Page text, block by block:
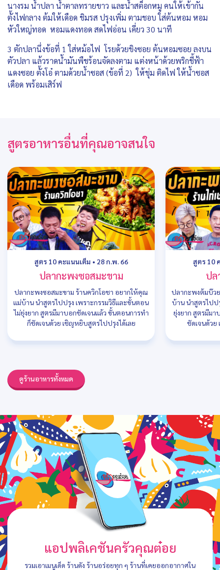
นางรม น้ำปลา น้ำตาลทรายขาว และน้ำสต็อกหมู คนให้เข้ากัน
ตั้งไฟกลาง ต้มให้เดือด ชิมรส ปรุงเพิ่ม ตามชอบ ใส่ต้นหอม หอม
หัวใหญ่ทอด หอมแดงทอด สดไฟอ่อน เคี่ยว 30 นาที
3 ตักปลานึ่งข้อที่ 1 ใส่หม้อไฟ โรยด้วยขิงซอย ต้นหอมซอย ลงบน
ตัวปลา แล้วราดน้ำมันพืชร้อนจัดลงตาม แต่งหน้าด้วยพริกชี้ฟ้า
แดงซอย ตั้งโอ๋ ตามด้วยน้ำซอส (ข้อที่ 2) ให้ชุ่ม ติดไฟ ให้น้ำซอส
เดือด พร้อมเสิร์ฟ
สูตรอาหารอื่นที่คุณอาจสนใจ
สูตร 10 คะแนนเต็ม • 28 ก.พ. 66
ปลากะพงซอสมะขาม
ปลากะพงซอสมะขาม ร้านควิกโอชา อยากให้คุณ
แม่บ้าน นำสูตรไปปรุง เพราะกรรมวิธีและขั้นตอน
ไม่ยุ่งยาก สูตรมีมาบอกชัดเจนแล้ว ขั้นตอนการทำ
ก็ชัดเจนด้วย เชิญหยิบสูตรไปปรุงได้เลย
สูตร 10
ปล
ปลากะพงต้มบ๊ว
บ้าน นำสูตรไปป
ยุ่งยาก สูตรมีม
ชัดเจนด้วย
ดูร้านอาหารทั้งหมด
แอปพลิเคชันครัวคุณต๋อย
รวมเอาเมนูเด็ด ร้านดัง ร้านอร่อยทุก ๆ ร้านที่เคยออกอากาศใน